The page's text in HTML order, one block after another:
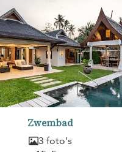
Zwembad
3 foto's